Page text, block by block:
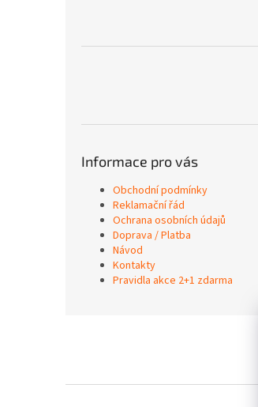
Informace pro vás
Obchodní podmínky
Reklamační řád
Ochrana osobních údajů
Doprava / Platba
Návod
Kontakty
Pravidla akce 2+1 zdarma